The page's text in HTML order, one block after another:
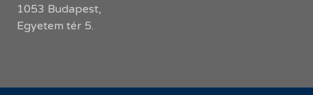
1053 Budapest,
Egyetem tér 5.